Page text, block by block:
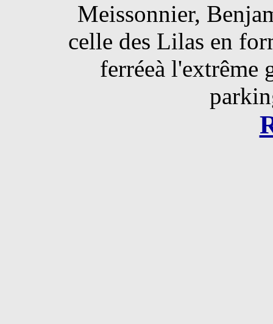
Meissonnier,
celle des Lilas en
ferréeà l'extrême